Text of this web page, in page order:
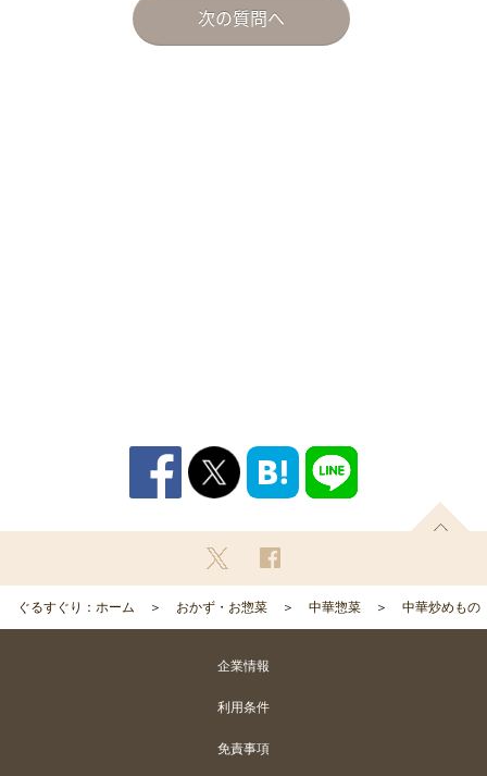
ぐるすぐり：ホーム おかず・お惣菜 中華惣菜 中華炒めもの
企業情報
利用条件
免責事項